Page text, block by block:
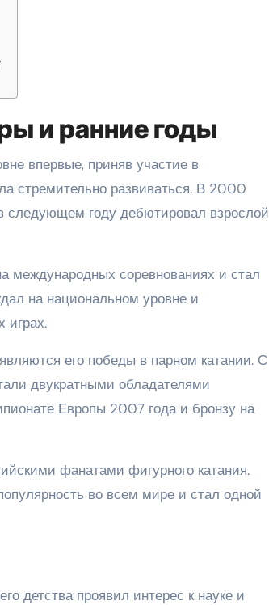
и ранние годы
впервые, приняв участие в
стремительно развиваться. В 2000
следующем году дебютировал взрослой
международных соревнованиях и стал
на национальном уровне и
играх.
его победы в парном катании. С
двукратными обладателями
Европы 2007 года и бронзу на
фанатами фигурного катания.
во всем мире и стал одной
детства проявил интерес к науке и